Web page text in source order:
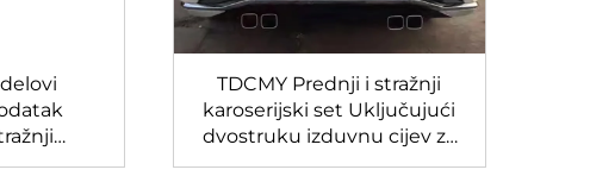
Lexus
TDCMY Prednji i stražnji
karoserijski set Uključujući
dvostruku izduvnu cijev za
Lexus LX570 2016-2020